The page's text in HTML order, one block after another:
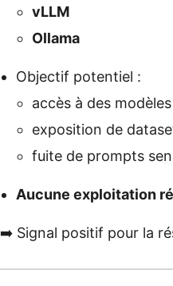
vLLM
Ollama
Objectif potentiel :
accès à des
exposition de
fuite de prompts
Aucune exploitation
➡️ Signal positif pour la